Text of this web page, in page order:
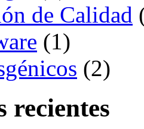
de Calidad
(1)
(2)
recientes